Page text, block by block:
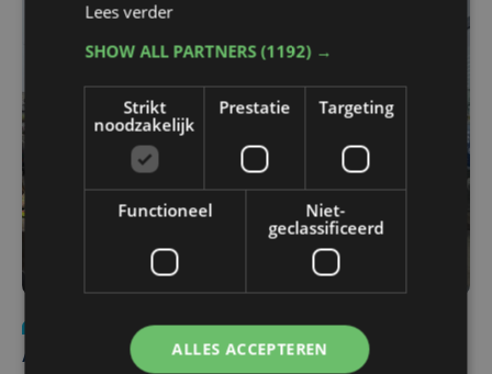
do 30 juli | 12:57
Autobestuurster rijdt na foutief manoeuvre tegen
Lees verder
SHOW ALL PARTNERS(1192) →
Strikt
noodzakelijk
Prestatie Targeting
Functioneel
Niet-
geclassificeerd
ALLES ACCEPTEREN